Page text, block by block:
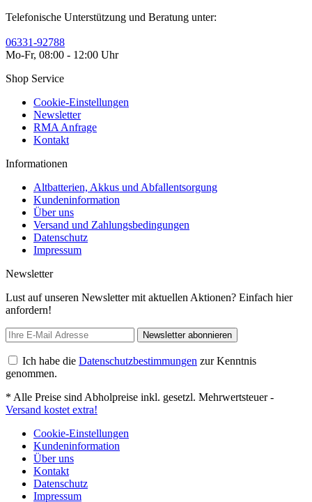
Telefonische Unterstützung und Beratung unter:
06331-92788
Mo-Fr, 08:00 - 12:00 Uhr
Shop Service
Cookie-Einstellungen
Newsletter
RMA Anfrage
Kontakt
Informationen
Altbatterien, Akkus und Abfallentsorgung
Kundeninformation
Über uns
Versand und Zahlungsbedingungen
Datenschutz
Impressum
Newsletter
Lust auf unseren Newsletter mit aktuellen Aktionen? Einfach hier
anfordern!
Newsletter abonnieren
Ich habe die Datenschutzbestimmungen zur Kenntnis
genommen.
* Alle Preise sind Abholpreise inkl. gesetzl. Mehrwertsteuer -
Versand kostet extra!
Cookie-Einstellungen
Kundeninformation
Über uns
Kontakt
Datenschutz
Impressum